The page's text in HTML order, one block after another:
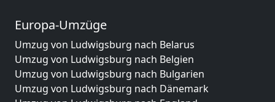
Europa-Umzüge
Umzug von Ludwigsburg nach Belarus
Umzug von Ludwigsburg nach Belgien
Umzug von Ludwigsburg nach Bulgarien
Umzug von Ludwigsburg nach Dänemark